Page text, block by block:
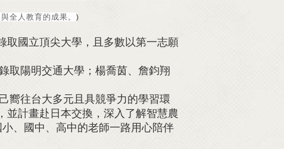
全人教育的成果。)
取國立頂尖大學，且多數以第一志願
陽明交通大學；楊喬茵、詹鈞翔
往台大多元且具競爭力的學習環
並計畫赴日本交換，深入了解智慧農
、國中、高中的老師一路用心陪伴